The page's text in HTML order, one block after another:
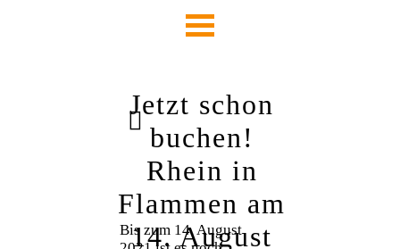
Jetzt schon
buchen!
Rhein in
Flammen am
14. August
Bis zum 14. August